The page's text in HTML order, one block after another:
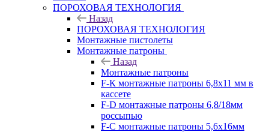
ПОРОХОВАЯ ТЕХНОЛОГИЯ
Назад
ПОРОХОВАЯ ТЕХНОЛОГИЯ
Монтажные пистолеты
Монтажные патроны
Назад
Монтажные патроны
F-К монтажные патроны 6,8х11 мм в
кассете
F-D монтажные патроны 6,8/18мм
россыпью
F-C монтажные патроны 5,6х16мм